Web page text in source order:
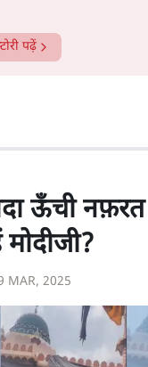
पढ़ें
ऊँची नफ़रत
MAR, 2025